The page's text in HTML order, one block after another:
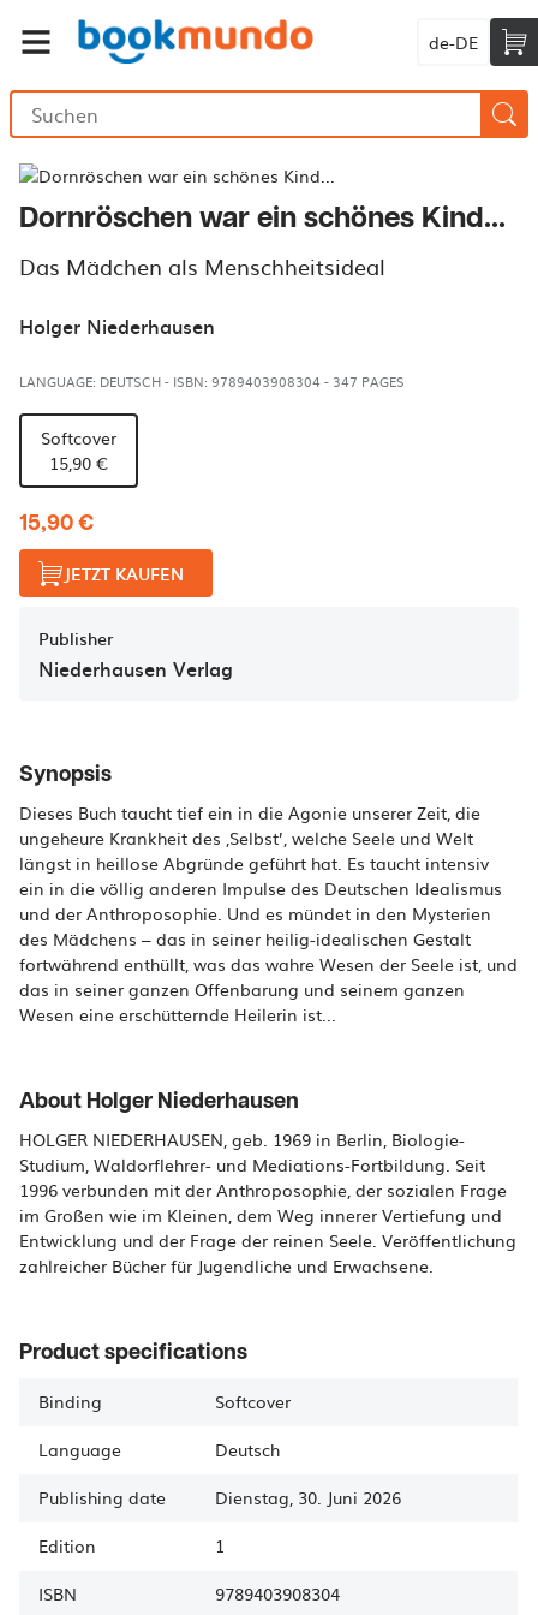
de-DE
Dornröschen war ein schönes Kind...
Das Mädchen als Menschheitsideal
Holger Niederhausen
LANGUAGE: DEUTSCH- ISBN: 9789403908304- 347 PAGES
Softcover
15,90 €
15,90 €
JETZT KAUFEN
Publisher
Niederhausen Verlag
Synopsis
Dieses Buch taucht tief ein in die Agonie unserer Zeit, die
ungeheure Krankheit des ,Selbst’, welche Seele und Welt
längst in heillose Abgründe geführt hat. Es taucht intensiv
ein in die völlig anderen Impulse des Deutschen Idealismus
und der Anthroposophie. Und es mündet in den Mysterien
des Mädchens – das in seiner heilig-idealischen Gestalt
fortwährend enthüllt, was das wahre Wesen der Seele ist, und
das in seiner ganzen Offenbarung und seinem ganzen
Wesen eine erschütternde Heilerin ist...
About Holger Niederhausen
HOLGER NIEDERHAUSEN, geb. 1969 in Berlin, Biologie-
Studium, Waldorflehrer- und Mediations-Fortbildung. Seit
1996 verbunden mit der Anthroposophie, der sozialen Frage
im Großen wie im Kleinen, dem Weg innerer Vertiefung und
Entwicklung und der Frage der reinen Seele. Veröffentlichung
zahlreicher Bücher für Jugendliche und Erwachsene.
Product specifications
Binding
Softcover
Language
Deutsch
Publishing date
Dienstag, 30. Juni 2026
Edition
1
ISBN
9789403908304